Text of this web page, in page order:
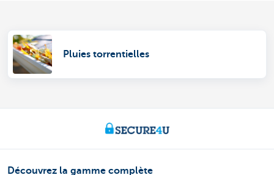
Pluies torrentielles
Découvrez la gamme complète